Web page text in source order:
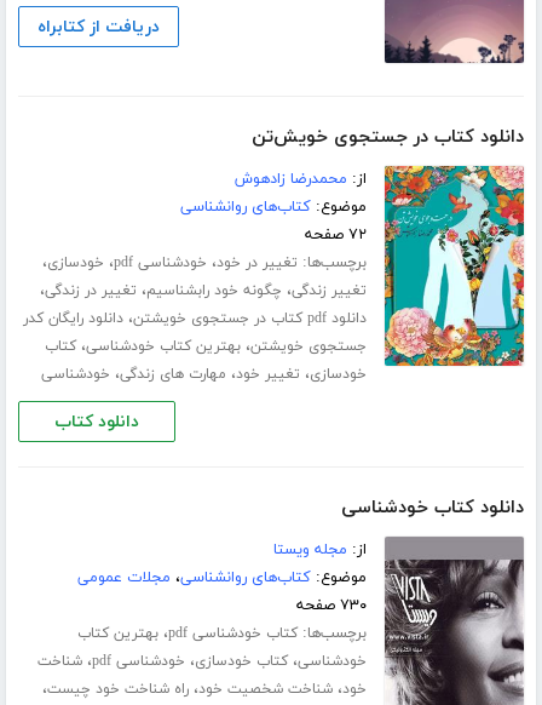
دریافت از کتابراه
دانلود کتاب در جستجوی خویش‌تن
از: محمدرضا زادهوش
موضوع:کتاب‌های روانشناسی
۷۲ صفحه
برچسب‌ها: تغییر در خود، خودشناسی pdf ، خودسازی،
تغییر زندگی، چگونه خود رابشناسیم، تغییر در زندگی،
دانلود pdf کتاب در جستجوی خویشتن ،دانلود رایگان کدر
جستجوی خویشتن،بهترین کتاب خودشناسی،کتاب
خودسازی، تغییر خود، مهارت های زندگی، خودشناسی
دانلود کتاب
دانلود کتاب خودشناسی
از: مجله ویستا
موضوع:کتاب‌های روانشناسی، مجلات عمومی
۷۳۰ صفحه
برچسب‌ها:کتاب خودشناسی pdf ،بهترین کتاب
خودشناسی،کتاب خودسازی، خودشناسی pdf ،شناخت
خود،شناخت شخصیت خود،راه شناخت خود چیست،